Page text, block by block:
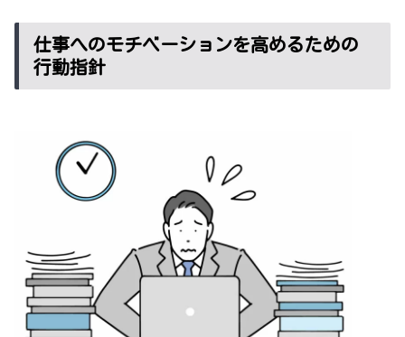
仕事へのモチベーションを高めるための
行動指針